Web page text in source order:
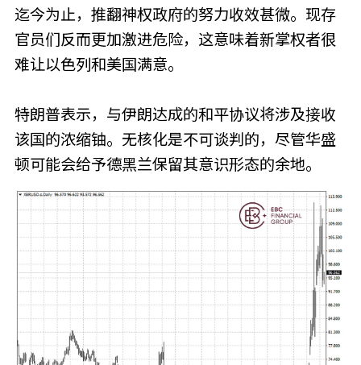
迄今为止，推翻神权政府的努力收效甚微。现存
官员们反而更加激进危险，这意味着新掌权者很
难让以色列和美国满意。
特朗普表示，与伊朗达成的和平协议将涉及接收
该国的浓缩铀。无核化是不可谈判的，尽管华盛
顿可能会给予德黑兰保留其意识形态的余地。